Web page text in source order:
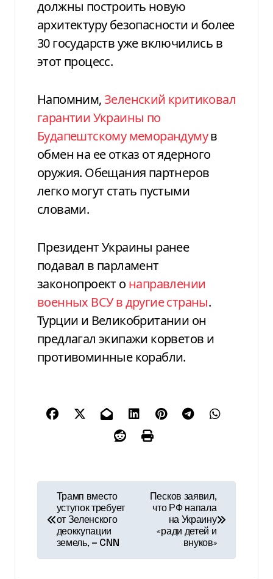
должны построить новую
архитектуру безопасности и более
30 государств уже включились в
этот процесс.
Напомним,Зеленский критиковал
гарантии Украины по
Будапештскому меморандумув
обмен на ее отказ от ядерного
оружия. Обещания партнеров
легко могут стать пустыми
словами.
Президент Украины ранее
подавал в парламент
законопроект о направлении
военных ВСУ в другие страны.
Турции и Великобритании он
предлагал экипажи корветов и
противоминные корабли.
Трамп вместо
уступок требует
от Зеленского
деоккупации
земель, — CNN
Песков заявил,
что РФ напала
на Украину
«ради детей и
внуков»